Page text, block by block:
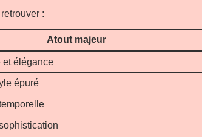
:
Atout majeur
et élégance
épuré